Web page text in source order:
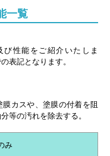
一覧
び性能をご紹介いたしま
表記となります。
カスや、塗膜の付着を阻
等の汚れを除去する。
み